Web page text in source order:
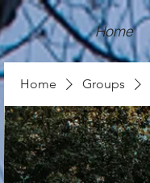
Home
Home Groups